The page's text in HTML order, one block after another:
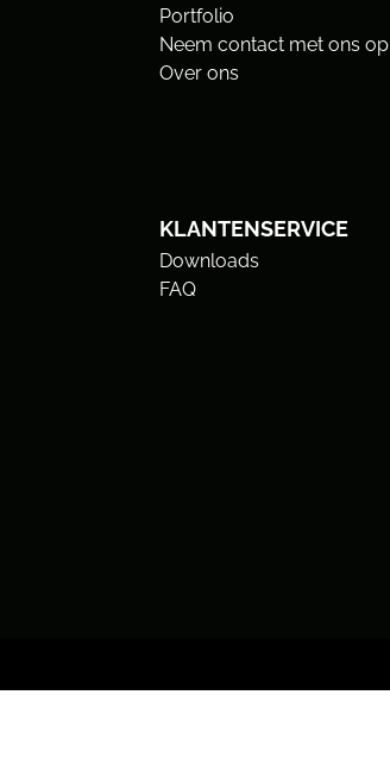
Portfolio
Neem contact met ons op
Over ons
KLANTENSERVICE
Downloads
FAQ